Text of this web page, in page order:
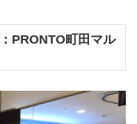
PRONTO町田マル